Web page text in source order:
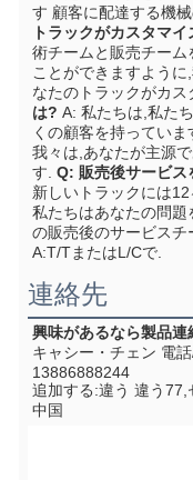
す 顧客に配達する機
トラックがカスタマ
術チームと販売チー
ことができますよう
なたのトラックがカ
は? A: 私たちは,私た
くの顧客を持ってい
我々は,あなたが主源
す. Q: 販売後サービス
新しいトラックには
私たちはあなたの問題
の販売後のサービスチ
A:T/TまたはL/Cで.
連絡先
興味があるなら製品連
キャシー・チェン 電
13886888244
追加する:違う 違う77,
中国